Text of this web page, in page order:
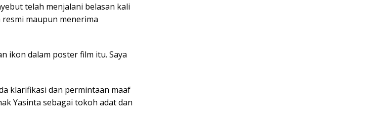
telah menjalani belasan kali
maupun menerima
ikon dalam poster film itu. Saya
klarifikasi dan permintaan maaf
Yasinta sebagai tokoh adat dan